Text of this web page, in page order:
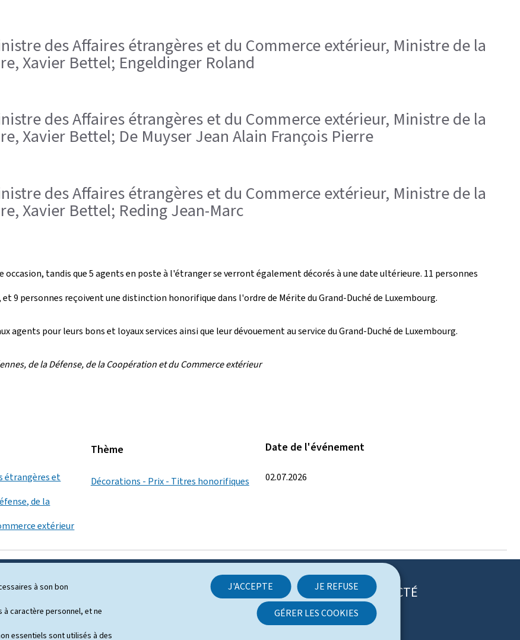
à son bon
caractère personnel, et ne
essentiels sont utilisés à des
J'ACCEPTE JE REFUSE
GÉRER LES COOKIES
des Affaires étrangères et du Commerce extérieur, Ministre de la
Xavier Bettel; Engeldinger Roland
des Affaires étrangères et du Commerce extérieur, Ministre de la
Xavier Bettel; De Muyser Jean Alain François Pierre
des Affaires étrangères et du Commerce extérieur, Ministre de la
Xavier Bettel; Reding Jean-Marc
tandis que 5 agents en poste à l'étranger se verront également décorés à une date ultérieure. 11 personnes
9 personnes reçoivent une distinction honorifique dans l'ordre de Mérite du Grand-Duché de Luxembourg.
agents pour leurs bons et loyaux services ainsi que leur dévouement au service du Grand-Duché de Luxembourg.
de la Défense, de la Coopération et du Commerce extérieur
étrangères et
de la
extérieur
Thème
Décorations - Prix - Titres honorifiques
Date de l'événement
02.07.2026
RESTEZ CONNECTÉ
T
F